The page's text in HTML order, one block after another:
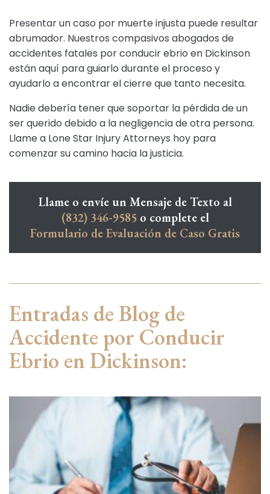
Presentar un caso por muerte injusta puede resultar
abrumador. Nuestros compasivos abogados de
accidentes fatales por conducir ebrio en Dickinson
están aquí para guiarlo durante el proceso y
ayudarlo a encontrar el cierre que tanto necesita.
Nadie debería tener que soportar la pérdida de un
ser querido debido a la negligencia de otra persona.
Llame a Lone Star Injury Attorneys hoy para
comenzar su camino hacia la justicia.
Llame o envíe un Mensaje de Texto al
(832) 346-9585o complete el
Formulario de Evaluación de Caso Gratis
Entradas de Blog de
Accidente por Conducir
Ebrio en Dickinson: